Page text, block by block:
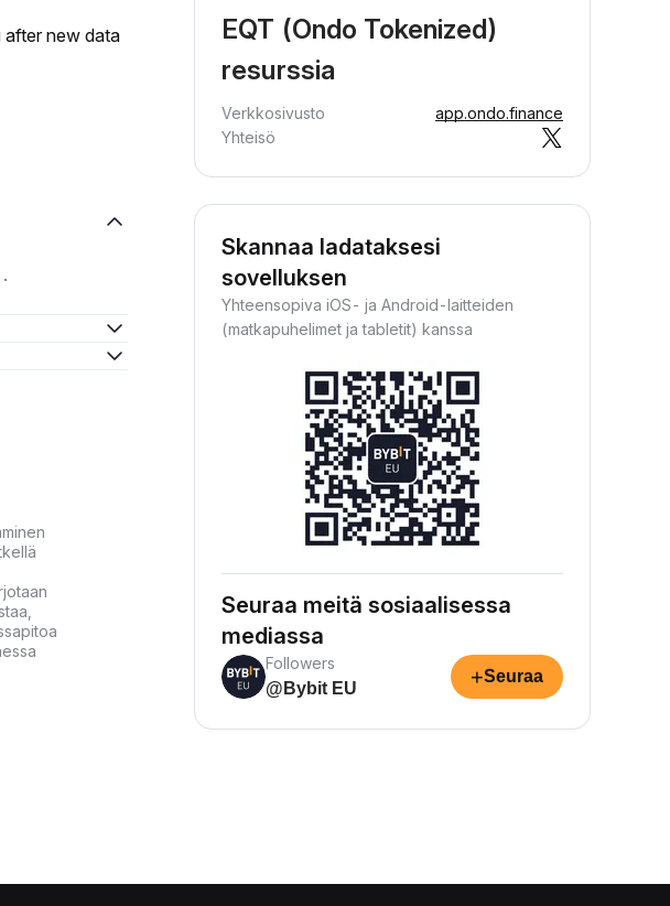
after new data
EQT (Ondo Tokenized)
resurssia
Verkkosivusto
app.ondo.finance
Yhteisö
Skannaa ladataksesi
sovelluksen
Yhteensopiva iOS- ja Android-laitteiden
(matkapuhelimet ja tabletit) kanssa
Seuraa meitä sosiaalisessa
mediassa
Followers
@Bybit EU
+Seuraa